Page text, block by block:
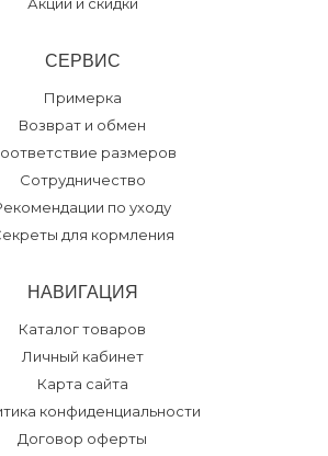
Акции и скидки
СЕРВИС
Примерка
Возврат и обмен
размеров
Сотрудничество
по уходу
для кормления
НАВИГАЦИЯ
Каталог товаров
Личный кабинет
Карта сайта
конфиденциальности
Договор оферты